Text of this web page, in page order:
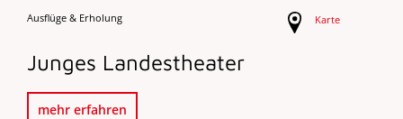
Ausflüge & Erholung Karte
Junges Landestheater
mehr erfahren